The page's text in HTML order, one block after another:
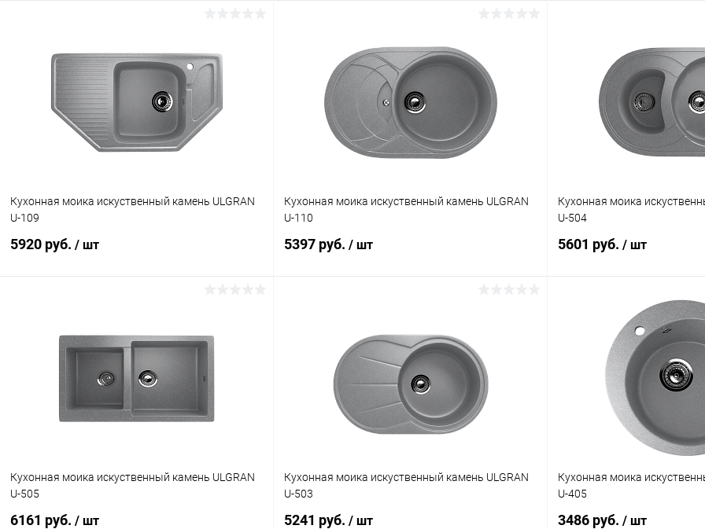
Кухонная моика искуственный камень ULGRAN
U-109
5920 руб. / шт
Купить в 1 клик К сравнению
Под заказ
Кухонная моика искуственный камень ULGRAN
U-110
5397 руб. / шт
Купить в 1 клик К сравнению
В избранное Под заказ
Кухонная моика
U-504
5601 руб. / шт
В
Купить в 1 клик
В избранное
Кухонная моика искуственный камень ULGRAN
U-505
6161 руб. / шт
Кухонная моика искуственный камень ULGRAN
U-503
5241 руб. / шт
Кухонная моика
U-405
3486 руб. / шт